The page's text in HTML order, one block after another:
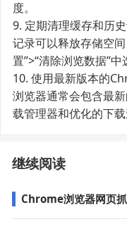
度。
9. 定期清理缓存和历
记录可以释放存储空
置”>“清除浏览数据”中
10. 使用最新版本的
浏览器通常会包含最
载管理器和优化的下载
继续阅读
Chrome浏览器网页